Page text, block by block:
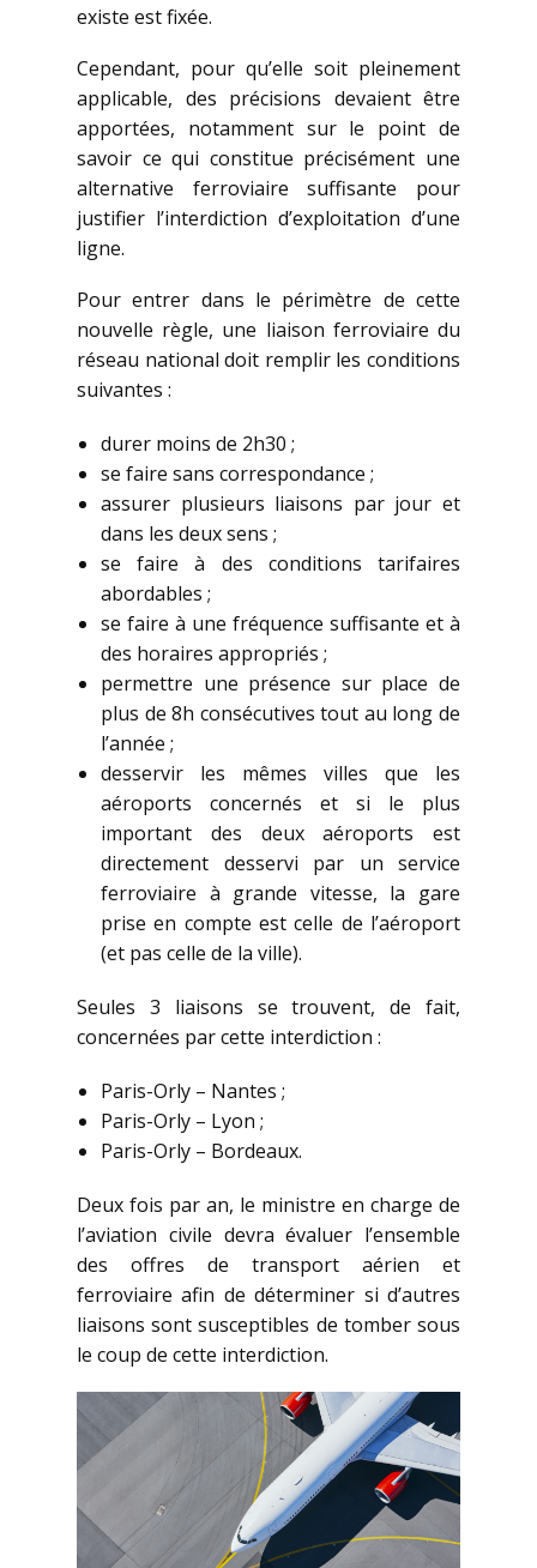
existe est fixée.
Cependant, pour qu’elle soit pleinement
applicable, des précisions devaient être
apportées, notamment sur le point de
savoir ce qui constitue précisément une
alternative ferroviaire suffisante pour
justifier l’interdiction d’exploitation d’une
ligne.
Pour entrer dans le périmètre de cette
nouvelle règle, une liaison ferroviaire du
réseau national doit remplir les conditions
suivantes :
durer moins de 2h30 ;
se faire sans correspondance ;
assurer plusieurs liaisons par jour et
dans les deux sens ;
se faire à des conditions tarifaires
abordables ;
se faire à une fréquence suffisante et à
des horaires appropriés ;
permettre une présence sur place de
plus de 8h consécutives tout au long de
l’année ;
desservir les mêmes villes que les
aéroports concernés et si le plus
important des deux aéroports est
directement desservi par un service
ferroviaire à grande vitesse, la gare
prise en compte est celle de l’aéroport
(et pas celle de la ville).
Seules 3 liaisons se trouvent, de fait,
concernées par cette interdiction :
Paris-Orly – Nantes ;
Paris-Orly – Lyon ;
Paris-Orly – Bordeaux.
Deux fois par an, le ministre en charge de
l’aviation civile devra évaluer l’ensemble
des offres de transport aérien et
ferroviaire afin de déterminer si d’autres
liaisons sont susceptibles de tomber sous
le coup de cette interdiction.